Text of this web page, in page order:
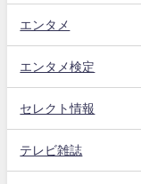
エンタメ
エンタメ検定
セレクト情報
テレビ雑誌